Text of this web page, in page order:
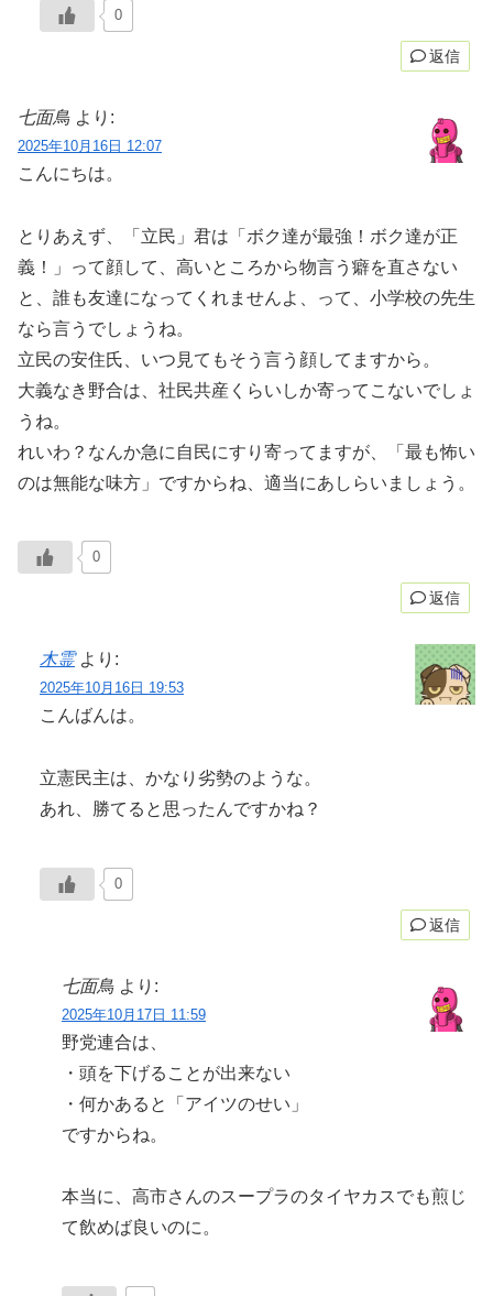
0
返信
七面鳥 より:
2025年10月16日 12:07
こんにちは。
とりあえず、「立民」君は「ボク達が最強！ボク達が正
義！」って顔して、高いところから物言う癖を直さない
と、誰も友達になってくれませんよ、って、小学校の先生
なら言うでしょうね。
立民の安住氏、いつ見てもそう言う顔してますから。
大義なき野合は、社民共産くらいしか寄ってこないでしょ
うね。
れいわ？なんか急に自民にすり寄ってますが、「最も怖い
のは無能な味方」ですからね、適当にあしらいましょう。
0
返信
木霊 より:
2025年10月16日 19:53
こんばんは。
立憲民主は、かなり劣勢のような。
あれ、勝てると思ったんですかね？
0
返信
七面鳥 より:
2025年10月17日 11:59
野党連合は、
・頭を下げることが出来ない
・何かあると「アイツのせい」
ですからね。
本当に、高市さんのスープラのタイヤカスでも煎じ
て飲めば良いのに。